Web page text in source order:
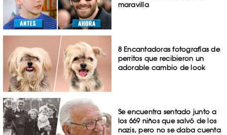
maravilla
8 Encantadoras fotografías de
perritos que recibieron un
adorable cambio de look
Se encuentra sentado junto a
los 669 niños que salvó de los
nazis, pero no se daba cuenta